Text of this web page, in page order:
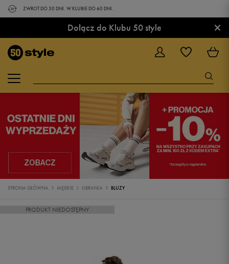
ZWROT DO 30 DNI. W KLUBIE DO 60 DNI.
Dołącz do Klubu 50 style ×
STRONA GŁÓWNA MĘSKIE UBRANIA BLUZY
PRODUKT NIEDOSTĘPNY